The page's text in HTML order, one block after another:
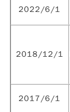
2022/6/1
2018/12/1
2017/6/1